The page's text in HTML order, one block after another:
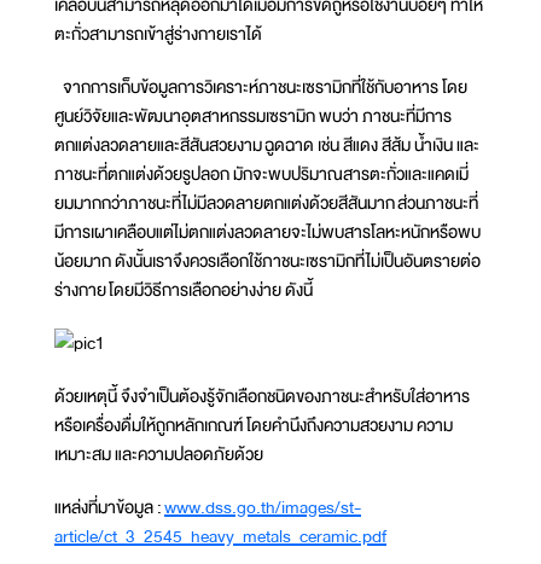
ตะกั่วสามารถเข้าสู่ร่างกายเราได้
จากการเก็บข้อมูลการวิเคราะห์ภาชนะเซรามิกที่ใช้กับอาหาร โดย
ศูนย์วิจัยและพัฒนาอุตสาหกรรมเซรามิก พบว่า ภาชนะที่มีการ
ตกแต่งลวดลายและสีสันสวยงาม ฉูดฉาด เช่น สีแดง สีส้ม น้ำเงิน และ
ภาชนะที่ตกแต่งด้วยรูปลอก มักจะพบปริมาณสารตะกั่วและแคดเมี่
ยมมากกว่าภาชนะที่ไม่มีลวดลายตกแต่งด้วยสีสันมาก ส่วนภาชนะที่
มีการเผาเคลือบแต่ไม่ตกแต่งลวดลายจะไม่พบสารโลหะหนักหรือพบ
น้อยมาก ดังนั้นเราจึงควรเลือกใช้ภาชนะเซรามิกที่ไม่เป็นอันตรายต่อ
ร่างกาย โดยมีวิธีการเลือกอย่างง่าย ดังนี้
ด้วยเหตุนี้ จึงจำเป็นต้องรู้จักเลือกชนิดของภาชนะสำหรับใส่อาหาร
หรือเครื่องดื่มให้ถูกหลักเกณฑ์ โดยคำนึงถึงความสวยงาม ความ
เหมาะสม และความปลอดภัยด้วย
แหล่งที่มาข้อมูล :www.dss.go.th/images/st-
article/ct_3_2545_heavy_metals_ceramic.pdf